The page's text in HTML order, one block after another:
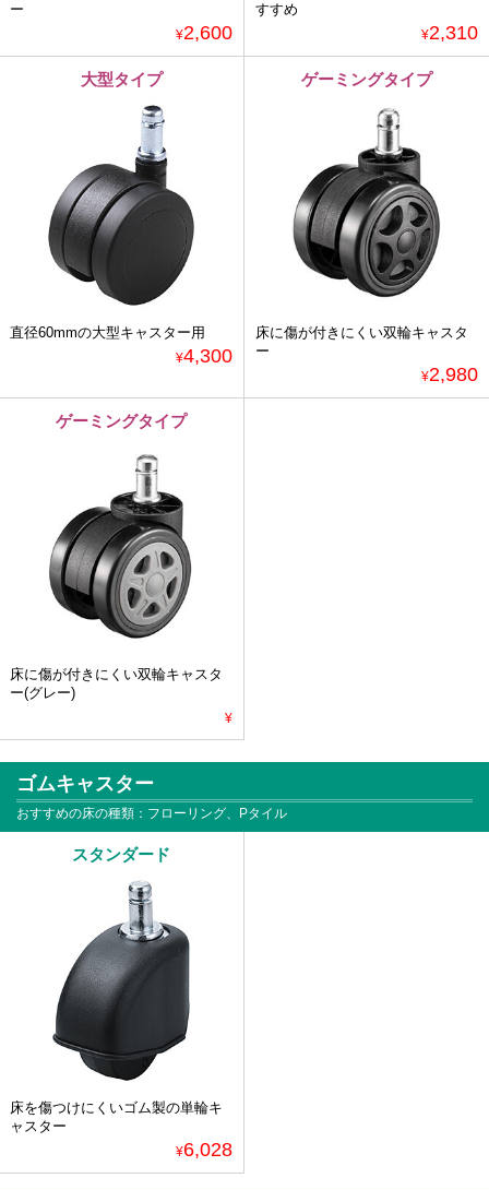
ー
¥2,600
すすめ
¥2,310
大型タイプ
直径60mmの大型キャスター用
¥4,300
ゲーミングタイプ
床に傷が付きにくい双輪キャスタ
ー
¥2,980
ゲーミングタイプ
床に傷が付きにくい双輪キャスタ
ー(グレー)
¥
ゴムキャスター
おすすめの床の種類：フローリング、Pタイル
スタンダード
床を傷つけにくいゴム製の単輪キ
ャスター
¥6,028